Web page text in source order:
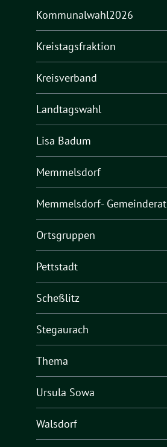
Kommunalwahl2026
Kreistagsfraktion
Kreisverband
Landtagswahl
Lisa Badum
Memmelsdorf
Memmelsdorf- Gemeinderat
Ortsgruppen
Pettstadt
Scheßlitz
Stegaurach
Thema
Ursula Sowa
Walsdorf